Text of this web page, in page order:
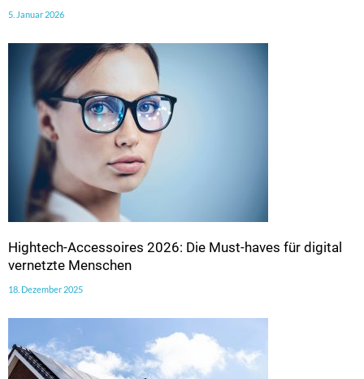
5. Januar 2026
Hightech-Accessoires 2026: Die Must-haves für digital
vernetzte Menschen
18. Dezember 2025